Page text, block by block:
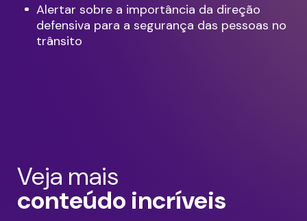
Alertar sobre a importância da direção
defensiva para a segurança das pessoas no
trânsito
Veja mais
conteúdo incríveis